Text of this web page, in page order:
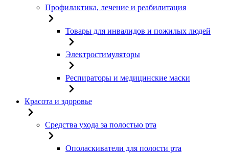
Профилактика, лечение и реабилитация
Товары для инвалидов и пожилых людей
Электростимуляторы
Респираторы и медицинские маски
Красота и здоровье
Средства ухода за полостью рта
Ополаскиватели для полости рта